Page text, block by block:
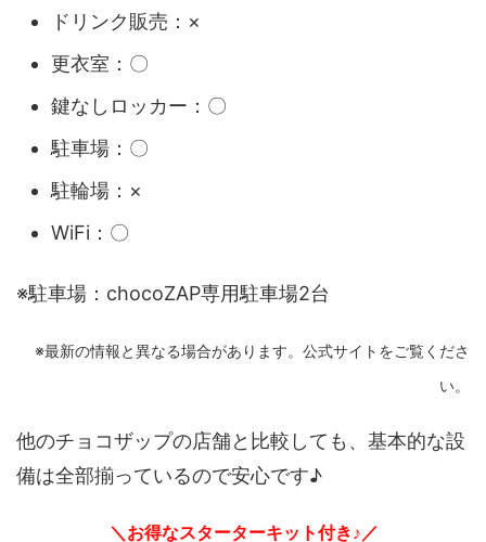
ドリンク販売：×
更衣室：〇
鍵なしロッカー：〇
駐車場：〇
駐輪場：×
WiFi：〇
※駐車場：chocoZAP専用駐車場2台
※最新の情報と異なる場合があります。公式サイトをご覧くださ
い。
他のチョコザップの店舗と比較しても、基本的な設
備は全部揃っているので安心です♪
＼お得なスターターキット付き♪／